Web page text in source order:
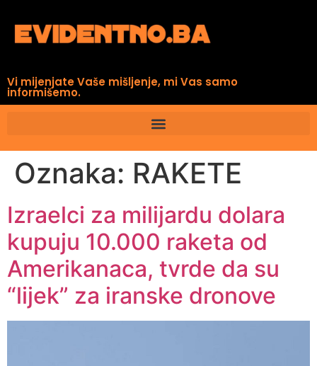
Vi mijenjate Vaše mišljenje, mi Vas samo
informišemo.
Oznaka: RAKETE
Izraelci za milijardu dolara
kupuju 10.000 raketa od
Amerikanaca, tvrde da su
“lijek” za iranske dronove